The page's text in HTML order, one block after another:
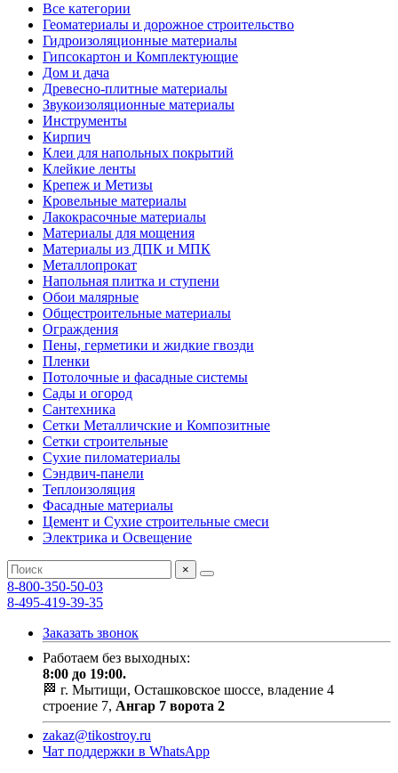
Все категории
Геоматериалы и дорожное строительство
Гидроизоляционные материалы
Гипсокартон и Комплектующие
Дом и дача
Древесно-плитные материалы
Звукоизоляционные материалы
Инструменты
Кирпич
Клеи для напольных покрытий
Клейкие ленты
Крепеж и Метизы
Кровельные материалы
Лакокрасочные материалы
Материалы для мощения
Материалы из ДПК и МПК
Металлопрокат
Напольная плитка и ступени
Обои малярные
Общестроительные материалы
Ограждения
Пены, герметики и жидкие гвозди
Пленки
Потолочные и фасадные системы
Сады и огород
Сантехника
Сетки Металличские и Композитные
Сетки строительные
Сухие пиломатериалы
Сэндвич-панели
Теплоизоляция
Фасадные материалы
Цемент и Сухие строительные смеси
Электрика и Освещение
×
8-800-350-50-03
8-495-419-39-35
Заказать звонок
Работаем без выходных:
8:00 до 19:00.
🏁 г. Мытищи, Осташковское шоссе, владение 4
строение 7, Ангар 7 ворота 2
zakaz@tikostroy.ru
Чат поддержки в WhatsApp